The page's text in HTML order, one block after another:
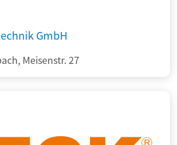
GmbH
Meisenstr. 27